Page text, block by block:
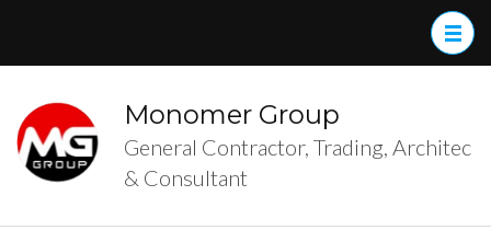
(Press
Enter)
Monomer Group
General Contractor, Trading, Architec
& Consultant